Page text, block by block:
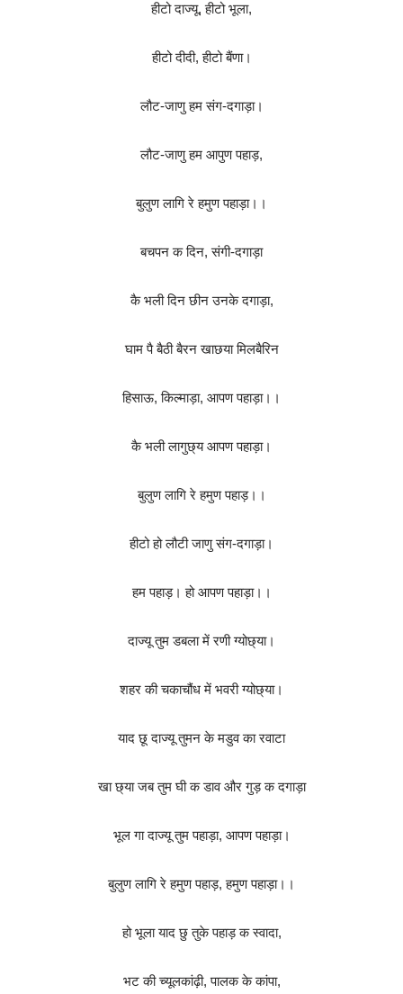
हीटो दाज्यू, हीटो भूला,
हीटो दीदी, हीटो बैंणा।
लौट-जाणु हम संग-दगाड़ा।
लौट-जाणु हम आपुण पहाड़,
बुलुण लागि रे हमुण पहाड़ा।।
बचपन क दिन, संगी-दगाड़ा
कै भली दिन छीन उनके दगाड़ा,
घाम पै बैठी बैरन खाछया मिलबैरिन
हिसाऊ, किल्माड़ा, आपण पहाड़ा।।
कै भली लागुछ्य आपण पहाड़ा।
बुलुण लागि रे हमुण पहाड़।।
हीटो हो लौटी जाणु संग-दगाड़ा।
हम पहाड़। हो आपण पहाड़ा।।
दाज्यू तुम डबला में रणी ग्योछ्या।
शहर की चकाचौंध में भवरी ग्योछ्या।
याद छू दाज्यू तुमन के मडुव का रवाटा
खा छ्या जब तुम घी क डाव और गुड़ क दगाड़ा
भूल गा दाज्यू तुम पहाड़ा, आपण पहाड़ा।
बुलुण लागि रे हमुण पहाड़, हमुण पहाड़ा।।
हो भूला याद छु तुके पहाड़ क स्वादा,
भट की च्यूलकांढ़ी, पालक के कांपा,